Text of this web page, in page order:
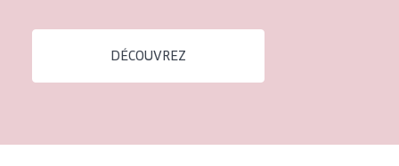
ÂGE :
DÉCOUVREZ